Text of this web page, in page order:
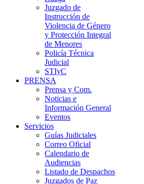
Juzgado de
Instrucción de
Violencia de Género
y Protección Integral
de Menores
Policía Técnica
Judicial
STIyC
PRENSA
Prensa y Com.
Noticias e
Información General
Eventos
Servicios
Guías Judiciales
Correo Oficial
Calendario de
Audiencias
Listado de Despachos
Juzgados de Paz